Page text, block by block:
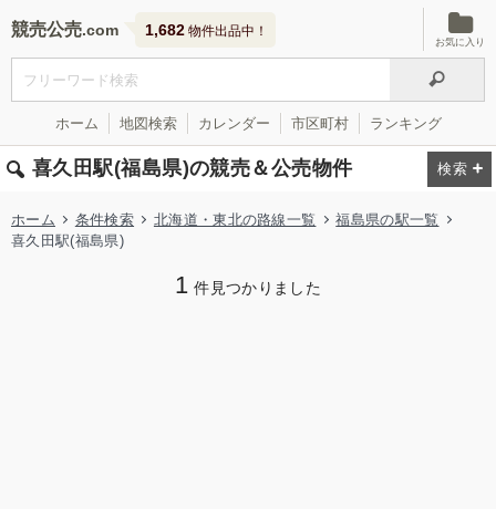
競売公売 1,682 物件出品中！
お気に入り
ホーム 地図検索 カレンダー 市区町村 ランキング
喜久田駅(福島県)の競売＆公売物件
ホーム 条件検索 北海道・東北の路線一覧
福島県の駅一覧
喜久田駅(福島県)
1 件見つかりました